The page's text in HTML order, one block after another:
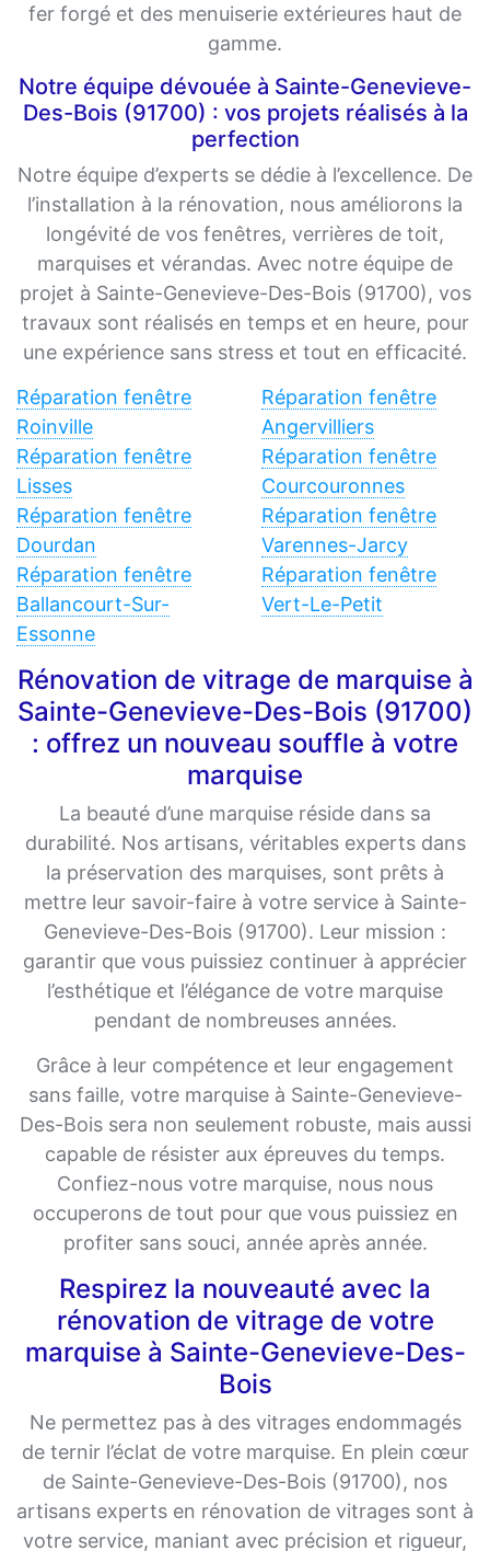
fer forgé et des menuiserie extérieures haut de
gamme.
Notre équipe dévouée à Sainte-Genevieve-
Des-Bois (91700) : vos projets réalisés à la
perfection
Notre équipe d’experts se dédie à l’excellence. De
l’installation à la rénovation, nous améliorons la
longévité de vos fenêtres, verrières de toit,
marquises et vérandas. Avec notre équipe de
projet à Sainte-Genevieve-Des-Bois (91700), vos
travaux sont réalisés en temps et en heure, pour
une expérience sans stress et tout en efficacité.
Réparation fenêtre
Roinville
Réparation fenêtre
Angervilliers
Réparation fenêtre
Lisses
Réparation fenêtre
Courcouronnes
Réparation fenêtre
Dourdan
Réparation fenêtre
Varennes-Jarcy
Réparation fenêtre
Ballancourt-Sur-
Essonne
Réparation fenêtre
Vert-Le-Petit
Rénovation de vitrage de marquise à
Sainte-Genevieve-Des-Bois (91700)
: offrez un nouveau souffle à votre
marquise
La beauté d’une marquise réside dans sa
durabilité. Nos artisans, véritables experts dans
la préservation des marquises, sont prêts à
mettre leur savoir-faire à votre service à Sainte-
Genevieve-Des-Bois (91700). Leur mission :
garantir que vous puissiez continuer à apprécier
l’esthétique et l’élégance de votre marquise
pendant de nombreuses années.
Grâce à leur compétence et leur engagement
sans faille, votre marquise à Sainte-Genevieve-
Des-Bois sera non seulement robuste, mais aussi
capable de résister aux épreuves du temps.
Confiez-nous votre marquise, nous nous
occuperons de tout pour que vous puissiez en
profiter sans souci, année après année.
Respirez la nouveauté avec la
rénovation de vitrage de votre
marquise à Sainte-Genevieve-Des-
Bois
Ne permettez pas à des vitrages endommagés
de ternir l’éclat de votre marquise. En plein cœur
de Sainte-Genevieve-Des-Bois (91700), nos
artisans experts en rénovation de vitrages sont à
votre service, maniant avec précision et rigueur,